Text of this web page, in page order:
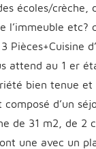
écoles/crèche,
l’immeuble etc?
Pièces+Cuisine
attend au 1 er
bien tenue et
d’un
de 31 m2, de 2
une avec un